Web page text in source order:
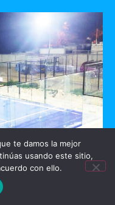
te damos la mejor
usando este sitio,
con ello.